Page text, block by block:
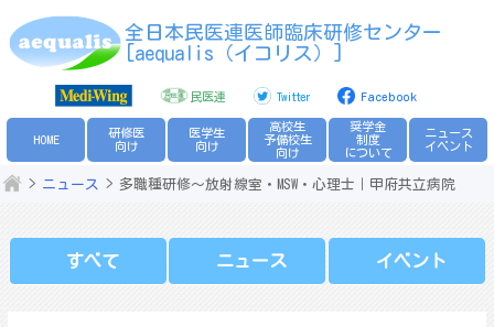
to
全日本民医連医師臨床研修センター
[aequalis（イコリス）]
民医連 Twitter Facebook
HOME
研修医
向け
医学生
向け
高校生
予備校生
向け
奨学金
制度
について
ニュース
イベント
ニュース 多職種研修～放射線室・MSW・心理士｜甲府共立病院
すべて ニュース イベント